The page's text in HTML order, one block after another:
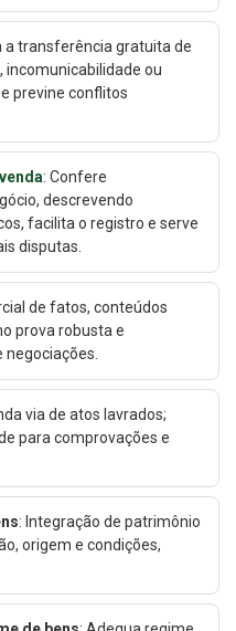
a transferência gratuita de
incomunicabilidade ou
previne conflitos
: Confere
descrevendo
facilita o registro e serve
disputas.
de fatos, conteúdos
prova robusta e
via de atos lavrados;
para comprovações e
: Integração de patrimônio
origem e condições,